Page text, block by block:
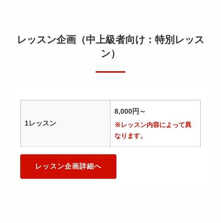
レッスン企画（中上級者向け：特別レッス
ン）
1レッスン
8,000円～
※レッスン内容によって異
なります。
レッスン企画詳細へ